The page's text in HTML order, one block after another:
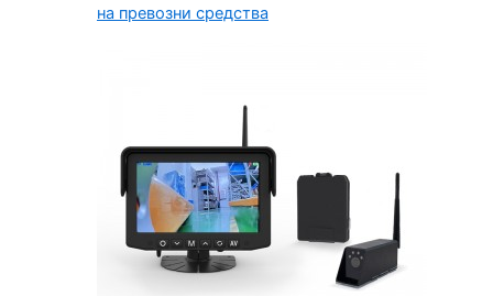
на превозни средства